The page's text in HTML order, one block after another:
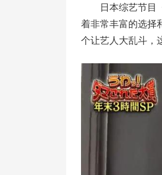
日本综艺节目
着非常丰富的选择
个让艺人大乱斗，